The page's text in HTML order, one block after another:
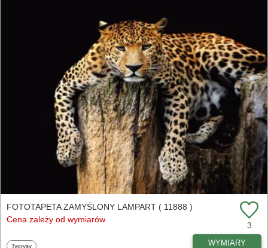
FOTOTAPETA ZAMYŚLONY LAMPART ( 11888 )
Cena zależy od wymiarów
3
Fototapety
Tygrysy WYMIARY